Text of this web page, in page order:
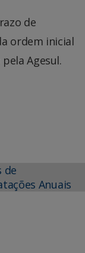
de
ordem inicial
Agesul.
de
Anuais